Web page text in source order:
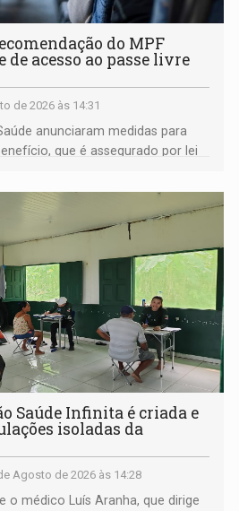
do MPF
acesso ao passe livre
de 2026 às 14:31
anunciaram medidas para
que é assegurado por lei
Saúde Infinita é criada e
isoladas da
Agosto de 2026 às 14:28
o médico Luís Aranha, que dirige